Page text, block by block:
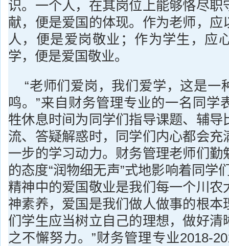
识。一个人，在其岗位上能够恪尽职
献，便是爱国的体现。作为老师，应
人，便是爱岗敬业；作为学生，应
学，便是爱国敬业。
“老师们爱岗，我们爱学，这是一
鸣。”来自财务管理专业的一名同学
牲休息时间为同学们指导课题、辅导
流、答疑解惑时，同学们内心都会充
一步的学习动力。财务管理老师们勤
的态度“润物细无声”式地影响着同学
精神中的爱国敬业是我们每一个川农
神素养，爱国是我们做人做事的根本
们学生应当树立自己的理想，做好清
之不懈努力。”财务管理专业2018-